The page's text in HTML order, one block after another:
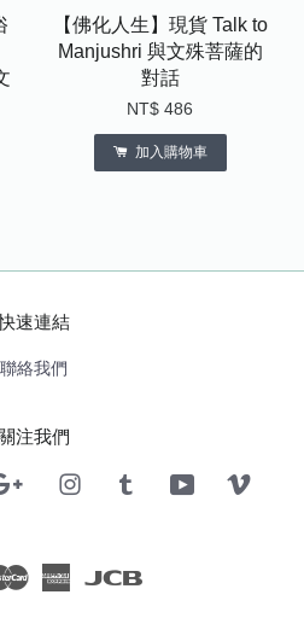
【佛化人生】現貨 Talk to
Manjushri 與文殊菩薩的
對話
NT$ 486
加入購物車
速連結
聯絡我們
關注我們
Google InstagramTumblr YouTube
Master American